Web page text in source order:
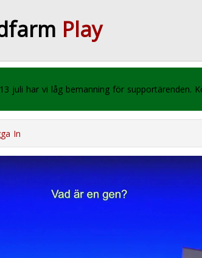
Play
juli har vi låg bemanning för supportärenden.
In